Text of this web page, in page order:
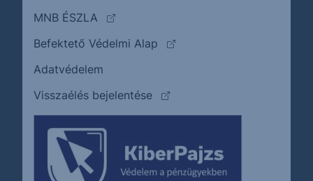
MNB ÉSZLA
(külső oldalra ugrik)
Befektető Védelmi Alap
(külső oldalra ugrik)
Adatvédelem
Visszaélés bejelentése
(külső oldalra ugrik)